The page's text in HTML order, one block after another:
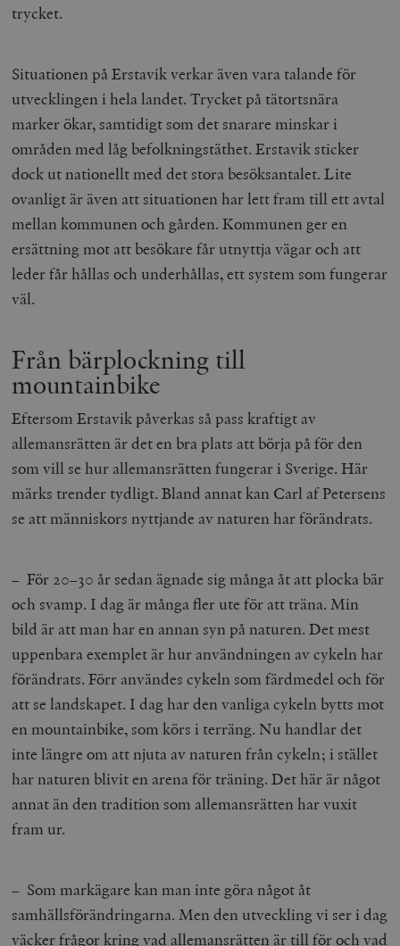
trycket.
Situationen på Erstavik verkar även vara talande för
utvecklingen i hela landet. Trycket på tätortsnära
marker ökar, samtidigt som det snarare minskar i
områden med låg befolkningstäthet. Erstavik sticker
dock ut nationellt med det stora besöksantalet. Lite
ovanligt är även att situationen har lett fram till ett avtal
mellan kommunen och gården. Kommunen ger en
ersättning mot att besökare får utnyttja vägar och att
leder får hållas och underhållas, ett system som fungerar
väl.
Från bärplockning till
mountainbike
Eftersom Erstavik påverkas så pass kraftigt av
allemansrätten är det en bra plats att börja på för den
som vill se hur allemansrätten fungerar i Sverige. Här
märks trender tydligt. Bland annat kan Carl af Petersens
se att människors nyttjande av naturen har förändrats.
– För 20–30 år sedan ägnade sig många åt att plocka bär
och svamp. I dag är många fler ute för att träna. Min
bild är att man har en annan syn på naturen. Det mest
uppenbara exemplet är hur användningen av cykeln har
förändrats. Förr användes cykeln som färdmedel och för
att se landskapet. I dag har den vanliga cykeln bytts mot
en mountainbike, som körs i terräng. Nu handlar det
inte längre om att njuta av naturen från cykeln; i stället
har naturen blivit en arena för träning. Det här är något
annat än den tradition som allemansrätten har vuxit
fram ur.
– Som markägare kan man inte göra något åt
samhällsförändringarna. Men den utveckling vi ser i dag
väcker frågor kring vad allemansrätten är till för och vad